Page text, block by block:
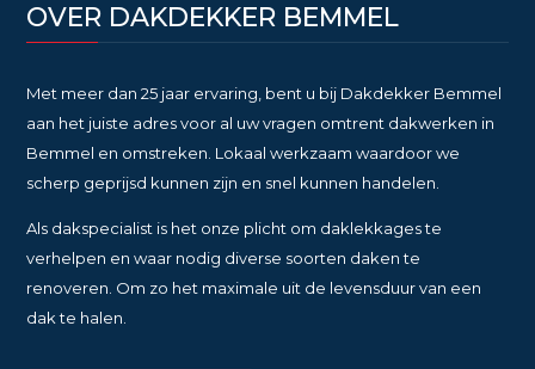
OVER DAKDEKKER BEMMEL
Met meer dan 25 jaar ervaring, bent u bij Dakdekker Bemmel
aan het juiste adres voor al uw vragen omtrent dakwerken in
Bemmel en omstreken. Lokaal werkzaam waardoor we
scherp geprijsd kunnen zijn en snel kunnen handelen.
Als dakspecialist is het onze plicht om daklekkages te
verhelpen en waar nodig diverse soorten daken te
renoveren. Om zo het maximale uit de levensduur van een
dak te halen.